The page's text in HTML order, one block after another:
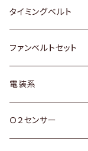
三菱
スバル
日野
クライスラー
ダイハツ
マツダ
三菱
スバル
ホンダ
マツダ
スズキ
ダイハツ
マツダ
三菱
ホンダ
スズキ
日産
ダイハツ
タイミングベルト
トヨタ
スズキ
ダイハツ
ファンベルトセット
トヨタ
ホンダ
電装系
Ｏ２センサー